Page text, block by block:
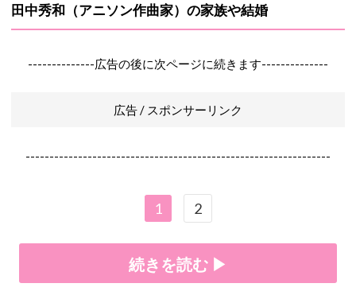
田中秀和（アニソン作曲家）の家族や結婚
--------------広告の後に次ページに続きます--------------
広告 / スポンサーリンク
----------------------------------------------------------------
1 2
続きを読む ▶